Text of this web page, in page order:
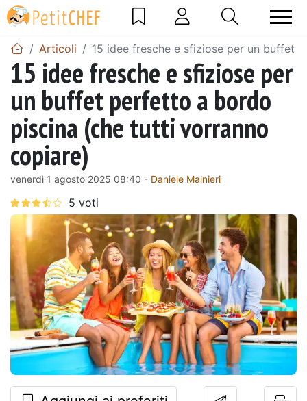
Articoli 15 idee fresche e sfiziose per un buffet
15 idee fresche e sfiziose per
un buffet perfetto a bordo
piscina (che tutti vorranno
copiare)
venerdì 1 agosto 2025 08:40 - Daniele Mainieri